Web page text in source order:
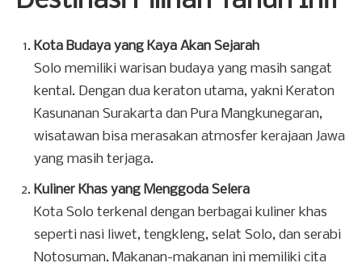
Kota Budaya yang Kaya Akan Sejarah
Solo memiliki warisan budaya yang masih sangat
kental. Dengan dua keraton utama, yakni Keraton
Kasunanan Surakarta dan Pura Mangkunegaran,
wisatawan bisa merasakan atmosfer kerajaan Jawa
yang masih terjaga.
Kuliner Khas yang Menggoda Selera
Kota Solo terkenal dengan berbagai kuliner khas
seperti nasi liwet, tengkleng, selat Solo, dan serabi
Notosuman. Makanan-makanan ini memiliki cita